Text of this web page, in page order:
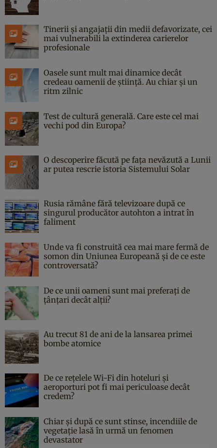
Tinerii și angajații din medii defavorizate, cei
mai vulnerabili la extinderea carierelor
profesionale
Oasele sunt mult mai dinamice decât
credeau oamenii de știință. Au chiar și un
ritm zilnic
Test de cultură generală. Care este cel mai
vechi pod din Europa?
O descoperire făcută pe fața nevăzută a Lunii
ar putea rescrie istoria Sistemului Solar
Rusia rămâne fără televizoare după ce
singurul producător autohton a intrat în
faliment
Unde va fi construită cea mai mare fermă de
somon din Uniunea Europeană și de ce este
controversată?
De ce unii oameni sunt mai preferați de
țânțari decât alții?
Au trecut 81 de ani de la lansarea primei
bombe atomice
De ce rețelele Wi-Fi din hoteluri și
aeroporturi pot fi mai periculoase decât
credem?
Chiar și după ce sunt stinse, incendiile de
vegetație lasă în urmă un fenomen
devastator